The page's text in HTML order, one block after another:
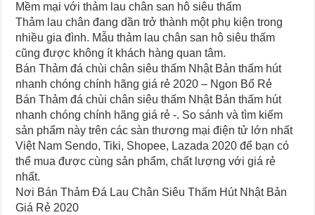
Mềm mại với thảm lau chân san hô siêu thấm
Thảm lau chân đang dần trở thành một phụ kiện trong
nhiều gia đình. Mẫu thảm lau chân san hô siêu thấm
cũng được không ít khách hàng quan tâm.
Bán Thảm đá chùi chân siêu thấm Nhật Bản thấm hút
nhanh chóng chính hãng giá rẻ 2020 – Ngon Bổ Rẻ
Bán Thảm đá chùi chân siêu thấm Nhật Bản thấm hút
nhanh chóng chính hãng giá rẻ -. So sánh và tìm kiếm
sản phẩm này trên các sàn thương mại điện tử lớn nhất
Việt Nam Sendo, Tiki, Shopee, Lazada 2020 để bạn có
thể mua được cùng sản phẩm, chất lượng với giá rẻ
nhất.
Nơi Bán Thảm Đá Lau Chân Siêu Thấm Hút Nhật Bản
Giá Rẻ 2020